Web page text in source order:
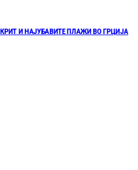
И НАЈУБАВИТЕ ПЛАЖИ ВО ГРЦИЈА